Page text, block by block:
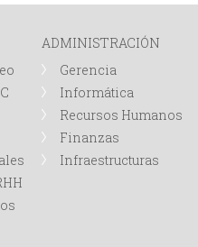
ADMINISTRACIÓN
Gerencia
Informática
Recursos Humanos
Finanzas
Infraestructuras